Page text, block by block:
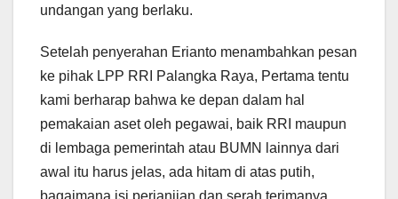
undangan yang berlaku.
Setelah penyerahan Erianto menambahkan pesan
ke pihak LPP RRI Palangka Raya, Pertama tentu
kami berharap bahwa ke depan dalam hal
pemakaian aset oleh pegawai, baik RRI maupun
di lembaga pemerintah atau BUMN lainnya dari
awal itu harus jelas, ada hitam di atas putih,
bagaimana isi perjanjian dan serah terimanya,